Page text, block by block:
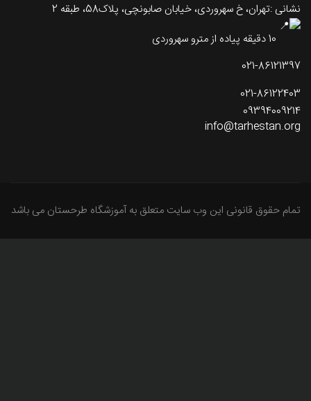
نشانی :تهران، خ سهروردی، خیابان صابونچی، پلاک58، طبقه 2
021-86121397
021-86122403
09394009214
info@tarhestan.org
تمام حقوق قانونی این وب سایت متعلق به آموزشگاه طرحستان می باشد